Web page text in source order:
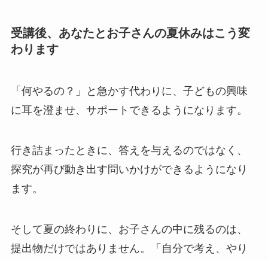
受講後、あなたとお子さんの夏休みはこう変
わります
「何やるの？」と急かす代わりに、子どもの興味
に耳を澄ませ、サポートできるようになります。
行き詰まったときに、答えを与えるのではなく、
探究が再び動き出す問いかけができるようになり
ます。
そして夏の終わりに、お子さんの中に残るのは、
提出物だけではありません。「自分で考え、やり